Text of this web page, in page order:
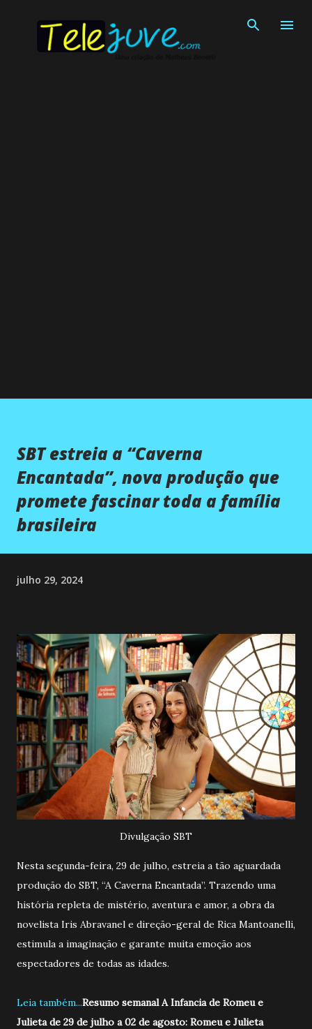
SBT estreia a “Caverna
Encantada”, nova produção que
promete fascinar toda a família
brasileira
julho 29, 2024
Divulgação SBT
Nesta segunda-feira, 29 de julho, estreia a tão aguardada
produção do SBT, “A Caverna Encantada”. Trazendo uma
história repleta de mistério, aventura e amor, a obra da
novelista Iris Abravanel e direção-geral de Rica Mantoanelli,
estimula a imaginação e garante muita emoção aos
espectadores de todas as idades.
Leia também...Resumo semanal A Infancia de Romeu e
Julieta de 29 de julho a 02 de agosto: Romeu e Julieta